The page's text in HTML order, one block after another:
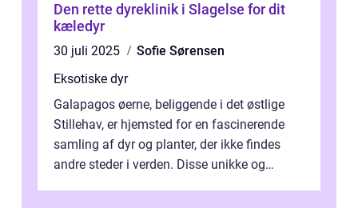
Den rette dyreklinik i Slagelse for dit
kæledyr
30 juli 2025
Sofie Sørensen
Eksotiske dyr
Galapagos øerne, beliggende i det østlige
Stillehav, er hjemsted for en fascinerende
samling af dyr og planter, der ikke findes
andre steder i verden. Disse unikke og